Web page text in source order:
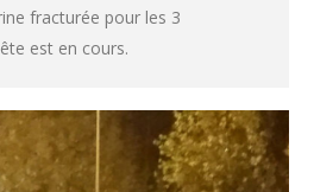
fracturée pour les 3
est en cours.